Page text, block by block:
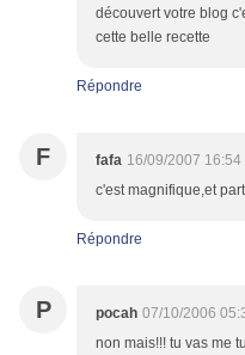
découvert votre blog
cette belle recette
Répondre
F fafa 16/09/2007 16:54
c'est magnifique,et
Répondre
P pocah 07/10/2006
non mais!!! tu vas me